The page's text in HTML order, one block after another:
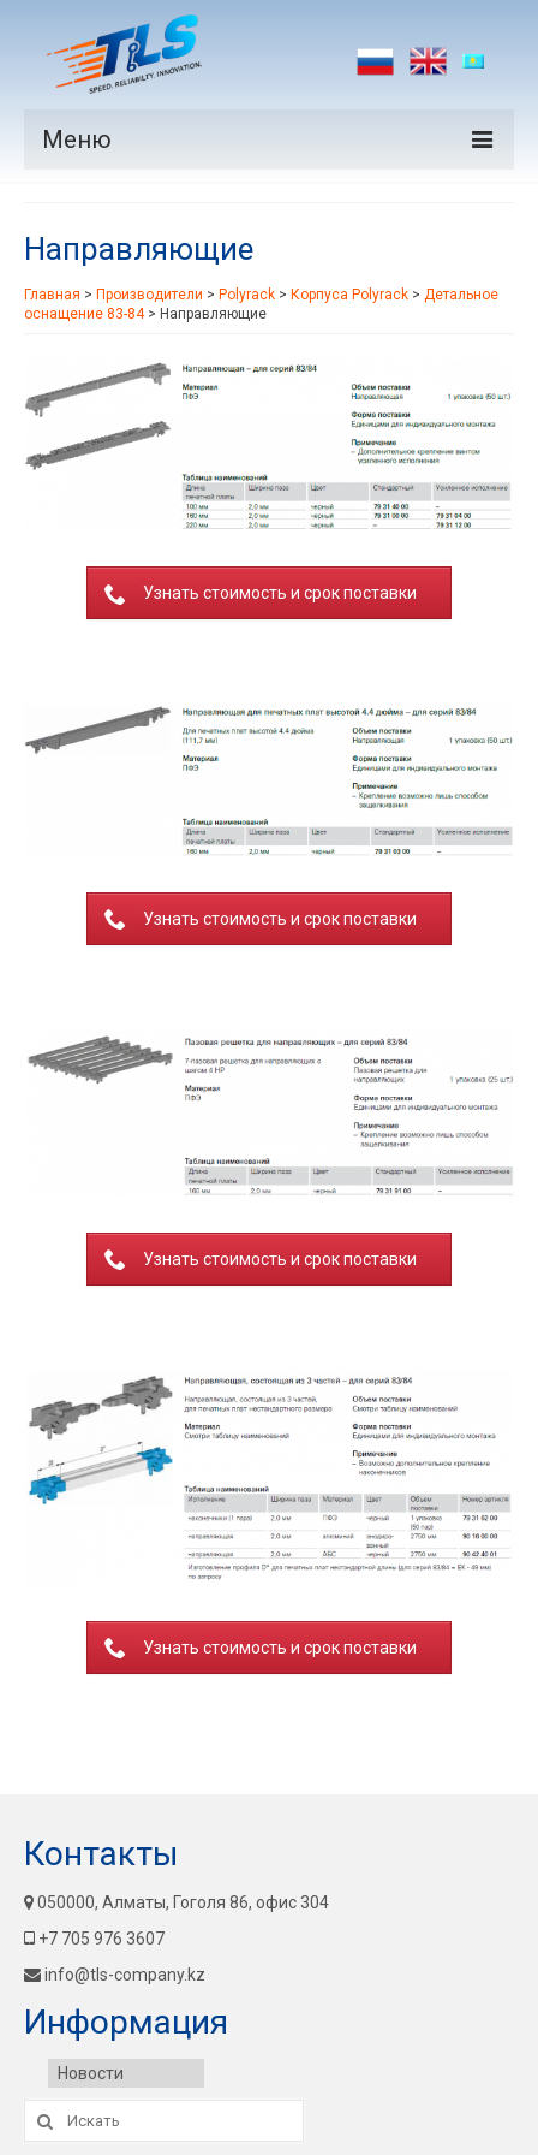
Меню
Производители
Рынки
Контакты
Направляющие
Главная > Производители > Polyrack > Корпуса Polyrack > Детальное
оснащение 83-84> Направляющие
Узнать стоимость и срок поставки
Узнать стоимость и срок поставки
Узнать стоимость и срок поставки
Узнать стоимость и срок поставки
Контакты
050000, Алматы, Гоголя 86, офис 304
+7 705 976 3607
info@tls-company.kz
Информация
Новости
Искать: